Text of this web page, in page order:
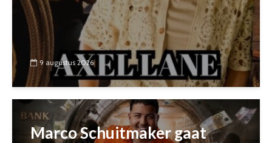
9 augustus 2026
Marco Schuitmaker gaat